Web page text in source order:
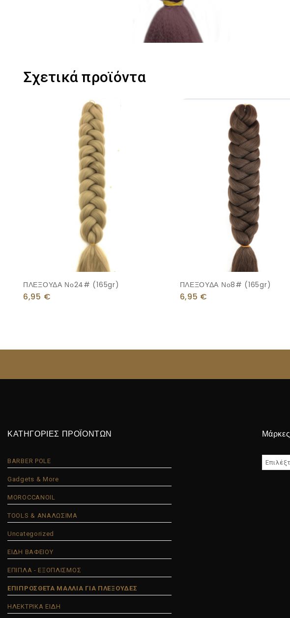
Σχετικά προϊόντα
ΠΛΕΞΟΥΔΑ Νο24# (165gr)
6,95 €
ΠΛΕΞΟΥΔΑ Νο8# (165gr)
6,95 €
ΚΑΤΗΓΟΡΙΕΣ ΠΡΟΪΟΝΤΩΝ
BARBER POLE
Gadgets & More
MOROCCANOIL
TOOLS & ΑΝΑΛΩΣΙΜΑ
Uncategorized
ΕΙΔΗ ΒΑΦΕΙΟΥ
ΕΠΙΠΛΑ - ΕΞΟΠΛΙΣΜΟΣ
ΕΠΙΠΡΟΣΘΕΤΑ ΜΑΛΛΙΑ ΓΙΑ ΠΛΕΞΟΥΔΕΣ
ΗΛΕΚΤΡΙΚΑ ΕΙΔΗ
Μάρκες